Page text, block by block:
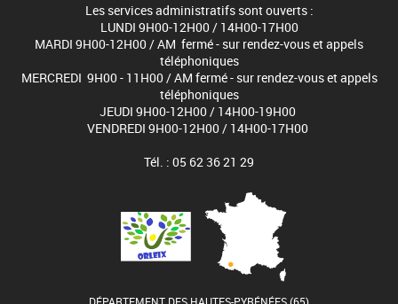
Les services administratifs sont ouverts :
LUNDI 9H00-12H00 / 14H00-17H00
MARDI 9H00-12H00 / AM fermé - sur rendez-vous et appels
téléphoniques
MERCREDI 9H00 - 11H00 / AM fermé - sur rendez-vous et appels
téléphoniques
JEUDI 9H00-12H00 / 14H00-19H00
VENDREDI 9H00-12H00 / 14H00-17H00
Tél. : 05 62 36 21 29